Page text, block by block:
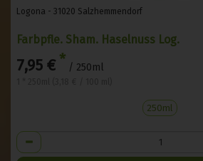
Logona - 31020 Salzhemmendorf
Farbpfle. Sham. Haselnuss Log.
7,95 € * / 250ml
250ml
Anzahl